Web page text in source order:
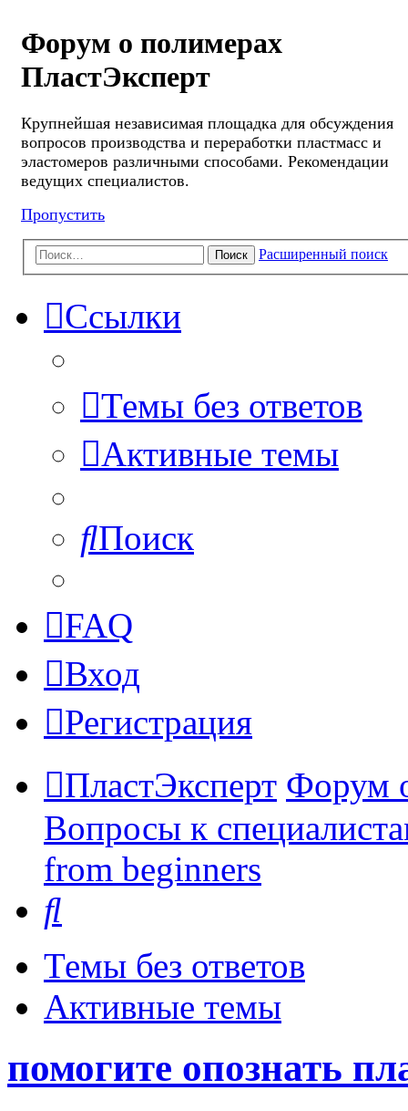
Форум о полимерах
ПластЭксперт
Крупнейшая независимая площадка для обсуждения
вопросов производства и переработки пластмасс и
эластомеров различными способами. Рекомендации
ведущих специалистов.
Пропустить
Поиск Расширенный поиск
Ссылки
Темы без ответов
Активные темы
Поиск
FAQ
Вход
Регистрация
ПластЭксперт Форум
Вопросы к
from beginners
Темы без ответов
Активные темы
помогите опознать